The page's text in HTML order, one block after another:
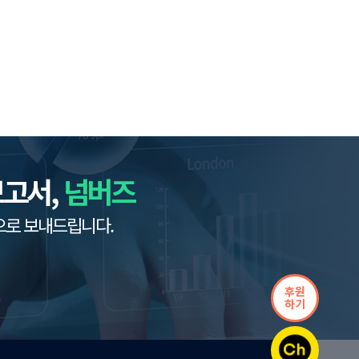
후원
하기
서,넘버즈
로 보내드립니다.